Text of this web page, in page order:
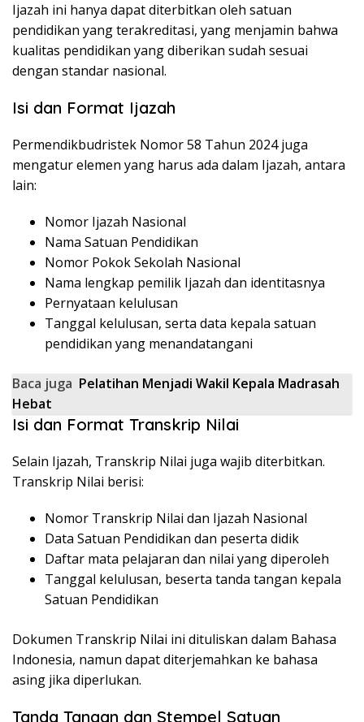
Ijazah ini hanya dapat diterbitkan oleh satuan
pendidikan yang terakreditasi, yang menjamin bahwa
kualitas pendidikan yang diberikan sudah sesuai
dengan standar nasional.
Isi dan Format Ijazah
Permendikbudristek Nomor 58 Tahun 2024 juga
mengatur elemen yang harus ada dalam Ijazah, antara
lain:
Nomor Ijazah Nasional
Nama Satuan Pendidikan
Nomor Pokok Sekolah Nasional
Nama lengkap pemilik Ijazah dan identitasnya
Pernyataan kelulusan
Tanggal kelulusan, serta data kepala satuan
pendidikan yang menandatangani
Baca juga Pelatihan Menjadi Wakil Kepala Madrasah
Hebat
Isi dan Format Transkrip Nilai
Selain Ijazah, Transkrip Nilai juga wajib diterbitkan.
Transkrip Nilai berisi:
Nomor Transkrip Nilai dan Ijazah Nasional
Data Satuan Pendidikan dan peserta didik
Daftar mata pelajaran dan nilai yang diperoleh
Tanggal kelulusan, beserta tanda tangan kepala
Satuan Pendidikan
Dokumen Transkrip Nilai ini dituliskan dalam Bahasa
Indonesia, namun dapat diterjemahkan ke bahasa
asing jika diperlukan.
Tanda Tangan dan Stempel Satuan